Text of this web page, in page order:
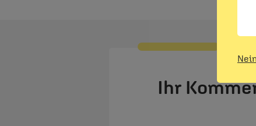
Ihr